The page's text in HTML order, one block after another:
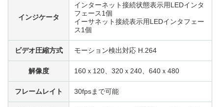
インジケータ
インターネット接続状態表示用LEDインタ
フェース1個
イーサネット接続表示用LEDインタフェー
ス1個
ビデオ圧縮方式 モーション検出対応 H.264
解像度 160ｘ120、320ｘ240、640ｘ480
フレームレイト 30fpsまで可能